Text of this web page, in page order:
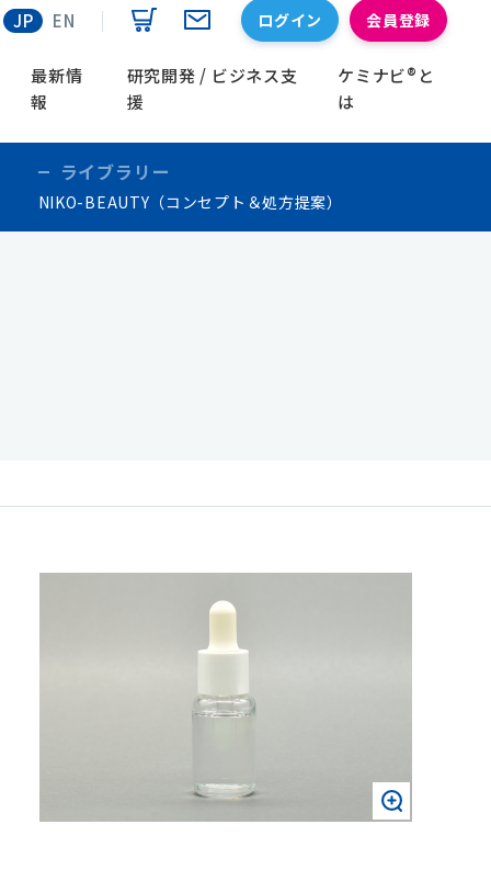
JP EN ログイン 会員登録
最新情
報
研究開発 / ビジネス支
援
ケミナビ®と
は
ライブラリー
NIKO-BEAUTY（コンセプト＆処方提案）